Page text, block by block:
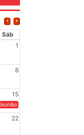
Sáb
1
Brasileiro de
8
15
de Cuba e da Soberania dos
da Regional Leste, “Em terra
GTPE.
22